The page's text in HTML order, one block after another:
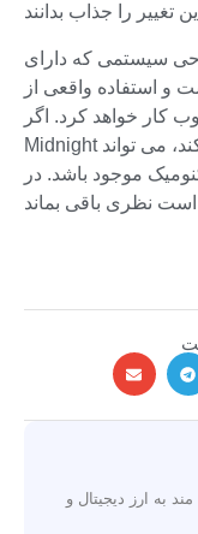
سیستمی که دارای
و استفاده واقعی از
کار خواهد کرد. اگر
Midnight بتواند فعالیت قابل توجهی را جذب کند، می تواند
موجود باشد. در
به ارز دیجیتال و